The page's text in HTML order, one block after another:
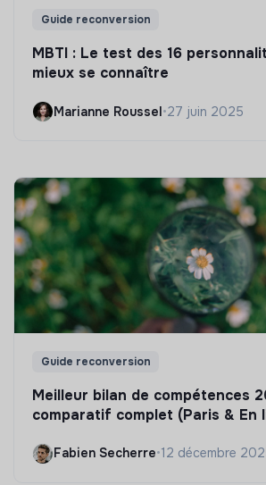
Guide reconversion
MBTI : Le test des 16
mieux se connaître
Marianne Roussel•27 juin 2025
Guide reconversion
Meilleur bilan de compétences
comparatif complet (Paris & En
Fabien Secherre•12 décembre